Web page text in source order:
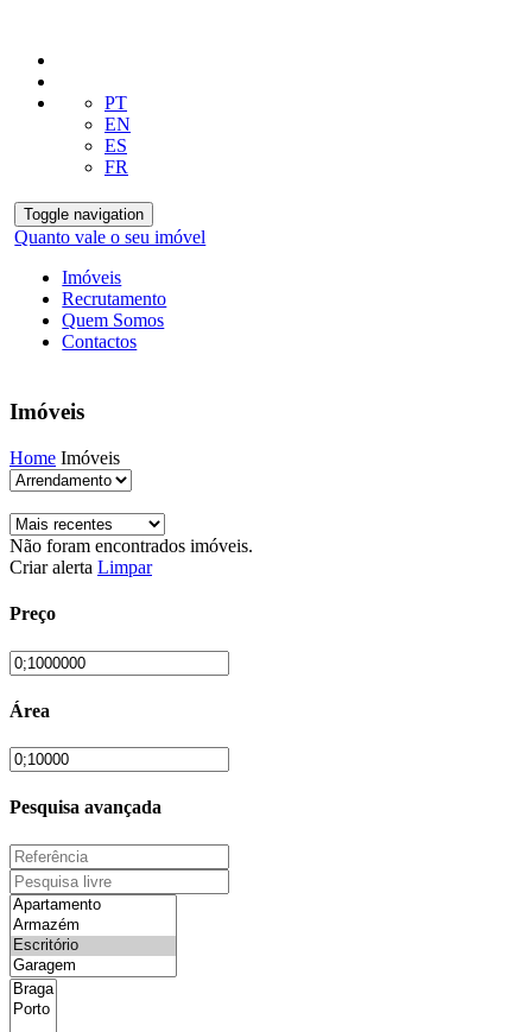
PT
EN
ES
FR
Toggle navigation
Quanto vale o seu imóvel
Imóveis
Recrutamento
Quem Somos
Contactos
Imóveis
Home Imóveis
Não foram encontrados imóveis.
Criar alerta Limpar
Preço
Área
Pesquisa avançada